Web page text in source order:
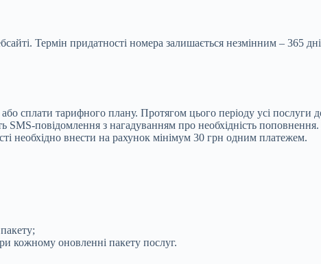
Термін придатності номера залишається незмінним – 365
сплати тарифного плану. Протягом цього періоду усі послуги
SMS-повідомлення з нагадуванням про необхідність
необхідно внести на рахунок мінімум 30 грн одним платежем.
кожному оновленні пакету послуг.